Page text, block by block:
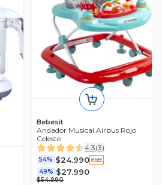
Bebesit
Andador Musical Airbus Rojo
Celeste
4.3(3)
54% $24.990
49% $27.990
$54.990